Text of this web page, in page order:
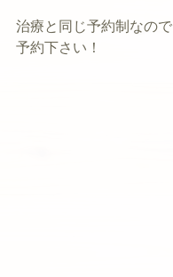
治療と同じ予約制なの
予約下さい！